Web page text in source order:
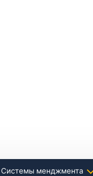
Системы менджмента